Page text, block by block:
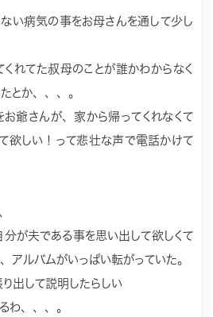
い病気の事をお母さんを通して少し
れてた叔母のことが誰かわからなく
とか、、、。
爺さんが、家から帰ってくれなくて
欲しい！って悲壮な声で電話かけて
が夫である事を思い出して欲しくて
アルバムがいっぱい転がっていた。
出して説明したらしい
わ、、、。